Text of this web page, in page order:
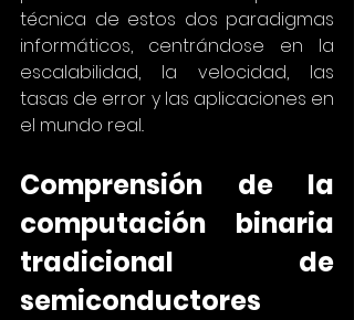
técnica de estos dos paradigmas
informáticos, centrándose en la
escalabilidad, la velocidad, las
tasas de error y las aplicaciones en
el mundo real..
Comprensión de la
computación binaria
tradicional de
semiconductores